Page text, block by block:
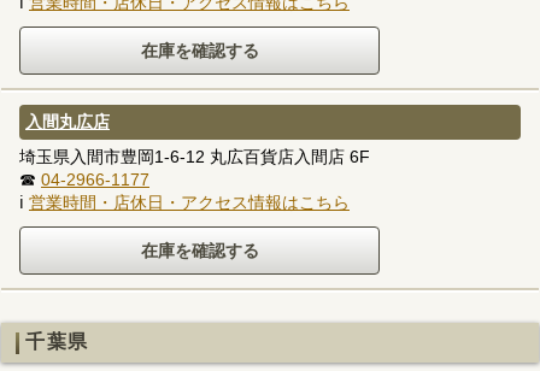
入間丸広店
埼玉県入間市豊岡1-6-12 丸広百貨店入間店 6F
☎ 04-2966-1177
ℹ 営業時間・店休日・アクセス情報はこちら
千葉県